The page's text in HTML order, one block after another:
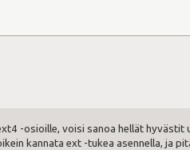
-osioille, voisi sanoa hellät hyvästit
kannata ext -tukea asennella, ja